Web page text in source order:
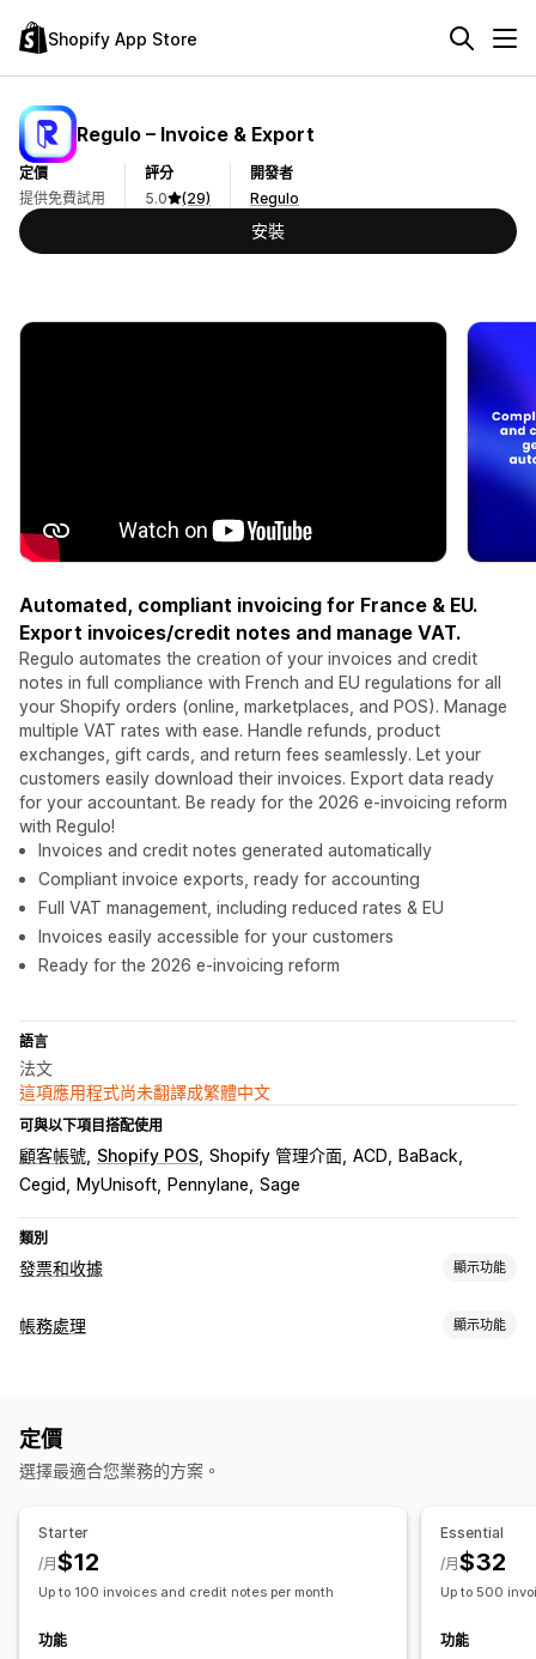
Shopify App Store
Regulo – Invoice & Export
定價
提供免費試用
評分
5.0
(29)
開發者
Regulo
安裝
Automated, compliant invoicing for France & EU.
Export invoices/credit notes and manage VAT.
Regulo automates the creation of your invoices and credit
notes in full compliance with French and EU regulations for all
your Shopify orders (online, marketplaces, and POS). Manage
multiple VAT rates with ease. Handle refunds, product
exchanges, gift cards, and return fees seamlessly. Let your
customers easily download their invoices. Export data ready
for your accountant. Be ready for the 2026 e-invoicing reform
with Regulo!
Invoices and credit notes generated automatically
Compliant invoice exports, ready for accounting
Full VAT management, including reduced rates & EU
Invoices easily accessible for your customers
Ready for the 2026 e-invoicing reform
語言
法文
這項應用程式尚未翻譯成繁體中文
可與以下項目搭配使用
顧客帳號 Shopify POS Shopify 管理介面 ACD
BaBack
Cegid
MyUnisoft Pennylane Sage
類別
發票和收據 顯示功能
文件類型
顏色和字型
多國語言
檔案名稱
資料安全性
帳務處理 顯示功能
資料自動同步處理
每日銷售摘要
定價
選擇最適合您業務的方案。
Starter
$12
/月
Up to 100 invoices and credit notes per month
功能
Essential
$32
/月
Up to 500
功能